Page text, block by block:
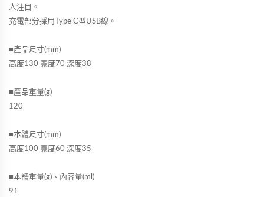
人注目。
充電部分採用Type C型USB線。
■產品尺寸(mm)
高度130 寬度70 深度38
■產品重量(g)
120
■本體尺寸(mm)
高度100 寬度60 深度35
■本體重量(g)、內容量(ml)
91